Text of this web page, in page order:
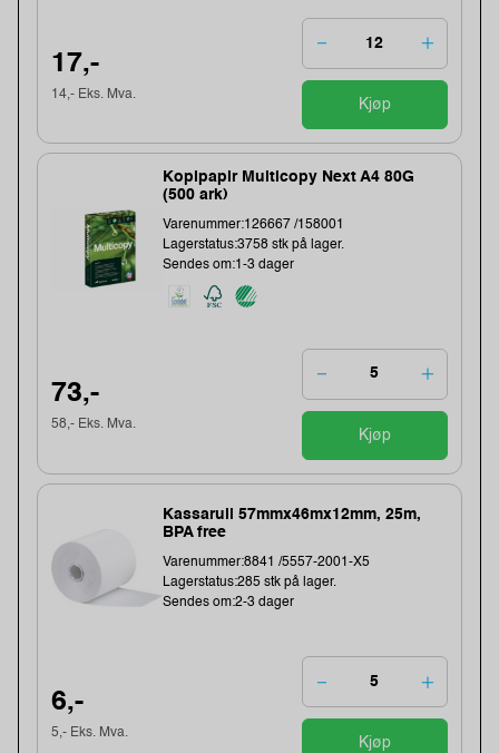
17,-
14,- Eks. Mva.
Kjøp
Kopipapir Multicopy Next A4 80G
(500 ark)
Varenummer:126667 /158001
Lagerstatus:3758 stk på lager.
Sendes om:1-3 dager
73,-
58,- Eks. Mva.
Kjøp
Kassarull 57mmx46mx12mm, 25m,
BPA free
Varenummer:8841 /5557-2001-X5
Lagerstatus:285 stk på lager.
Sendes om:2-3 dager
6,-
5,- Eks. Mva.
Kjøp